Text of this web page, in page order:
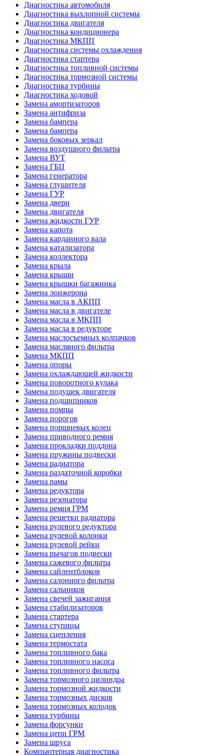
Диагностика автомобиля
Диагностика выхлопной системы
Диагностика двигателя
Диагностика кондиционера
Диагностика МКПП
Диагностика системы охлаждения
Диагностика стартера
Диагностика топливной системы
Диагностика тормозной системы
Диагностика турбины
Диагностика ходовой
Замена амортизаторов
Замена антифриза
Замена бампера
Замена бампера
Замена боковых зеркал
Замена воздушного фильтра
Замена ВУТ
Замена ГБЦ
Замена генератора
Замена глушителя
Замена ГУР
Замена двери
Замена двигателя
Замена жидкости ГУР
Замена капота
Замена карданного вала
Замена катализатора
Замена коллектора
Замена крыла
Замена крыши
Замена крышки багажника
Замена лонжерона
Замена масла в АКПП
Замена масла в двигателе
Замена масла в МКПП
Замена масла в редукторе
Замена маслосъемных колпачков
Замена масляного фильтра
Замена МКПП
Замена опоры
Замена охлаждающей жидкости
Замена поворотного кулака
Замена подушек двигателя
Замена подшипников
Замена помпы
Замена порогов
Замена поршневых колец
Замена приводного ремня
Замена прокладки поддона
Замена пружины подвески
Замена радиатора
Замена раздаточной коробки
Замена рамы
Замена редуктора
Замена резонатора
Замена ремня ГРМ
Замена решетки радиатора
Замена рулевого редуктора
Замена рулевой колонки
Замена рулевой рейки
Замена рычагов подвески
Замена сажевого фильтра
Замена сайлентблоков
Замена салонного фильтра
Замена сальников
Замена свечей зажигания
Замена стабилизаторов
Замена стартера
Замена ступицы
Замена сцепления
Замена термостата
Замена топливного бака
Замена топливного насоса
Замена топливного фильтра
Замена тормозного цилиндра
Замена тормозной жидкости
Замена тормозных дисков
Замена тормозных колодок
Замена турбины
Замена форсунки
Замена цепи ГРМ
Замена шруса
Компьютерная диагностика